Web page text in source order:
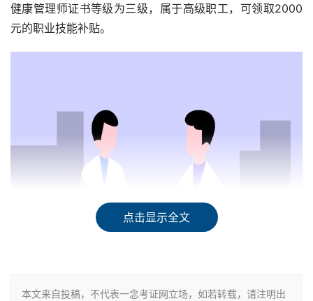
健康管理师证书等级为三级，属于高级职工，可领取2000
元的职业技能补贴。
点击显示全文
本文来自投稿，不代表一念考证网立场，如若转载，请注明出